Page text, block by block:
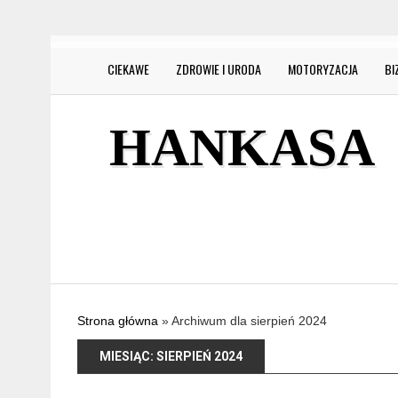
CIEKAWE ZDROWIE I URODA MOTORYZACJA
HANKASA
Strona główna »Archiwum dla sierpień 2024
MIESIĄC: SIERPIEŃ 2024